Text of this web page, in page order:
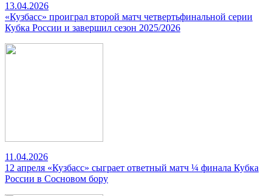
13.04.2026
«Кузбасс» проиграл второй матч четвертьфинальной серии
Кубка России и завершил сезон 2025/2026
11.04.2026
12 апреля «Кузбасс» сыграет ответный матч ¼ финала Кубка
России в Сосновом бору